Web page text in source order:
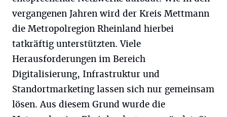
vergangenen Jahren wird der Kreis Mettmann
die Metropolregion Rheinland hierbei
tatkräftig unterstützten. Viele
Herausforderungen im Bereich
Digitalisierung, Infrastruktur und
Standortmarketing lassen sich nur gemeinsam
lösen. Aus diesem Grund wurde die